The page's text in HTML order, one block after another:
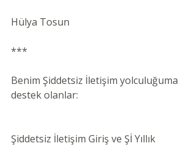
Hülya Tosun
***
Benim Şiddetsiz İletişim yolculuğuma
destek olanlar:
Şiddetsiz İletişim Giriş ve Şİ Yıllık